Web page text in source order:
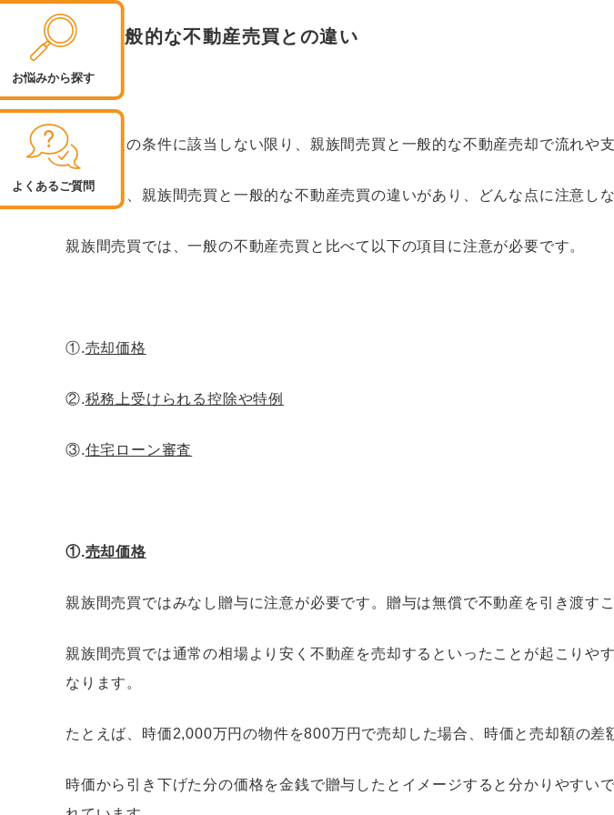
一般的な不動産売買との違い
実は特定の条件に該当しない限り、親族間売買と一般的な不動産売却で流れや
それでは、親族間売買と一般的な不動産売買の違いがあり、どんな点に注意し
親族間売買では、一般の不動産売買と比べて以下の項目に注意が必要です。
①.売却価格
②.税務上受けられる控除や特例
③.住宅ローン審査
①.売却価格
親族間売買ではみなし贈与に注意が必要です。贈与は無償で不動産を引き渡す
親族間売買では通常の相場より安く不動産を売却するといったことが起こり
なります。
たとえば、時価2,000万円の物件を800万円で売却した場合、時価と売却額の
時価から引き下げた分の価格を金銭で贈与したとイメージすると分かりやす
お悩みから探す
よくあるご質問